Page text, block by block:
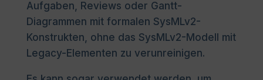
Aufgaben, Reviews oder Gantt-
Diagrammen mit formalen SysMLv2-
Konstrukten, ohne das SysMLv2-Modell mit
Legacy-Elementen zu verunreinigen.